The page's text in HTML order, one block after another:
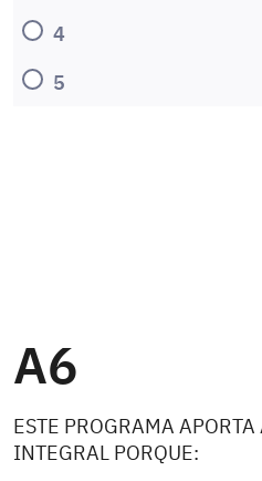
4
5
A6
ESTE PROGRAMA
INTEGRAL PORQUE: